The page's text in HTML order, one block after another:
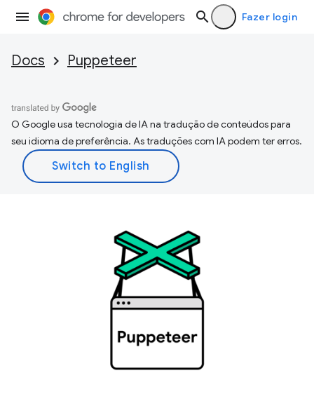
Fazer login
Docs Puppeteer
O Google usa tecnologia de IA na tradução de conteúdos para
seu idioma de preferência. As traduções com IA podem ter erros.